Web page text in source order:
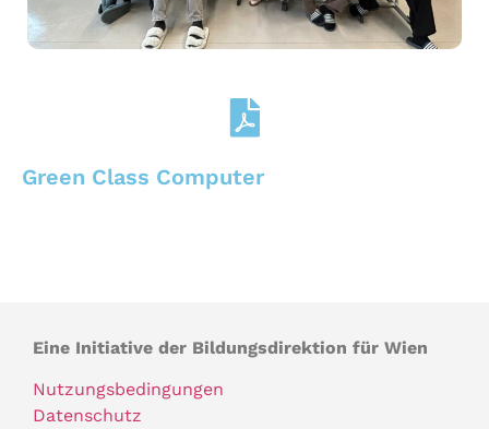
Green Class Computer
Eine Initiative der Bildungsdirektion für Wien
Nutzungsbedingungen
Datenschutz